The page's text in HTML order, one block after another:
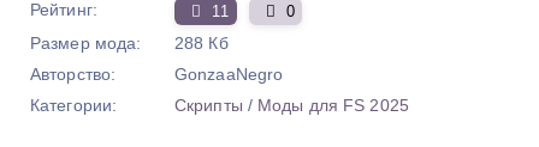
Рейтинг: 11 0
Размер мода:
288 Кб
Авторство:
GonzaaNegro
Категории:
Скрипты / Моды для FS 2025